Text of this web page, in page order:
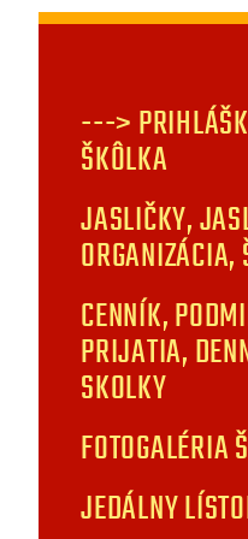
--->
ŠKÔLKA
JASLIČKY,
ORGANIZÁCIA,
CENNÍK,
PRIJATIA,
SKOLKY
FOTOGALÉRIA
JEDÁLNY